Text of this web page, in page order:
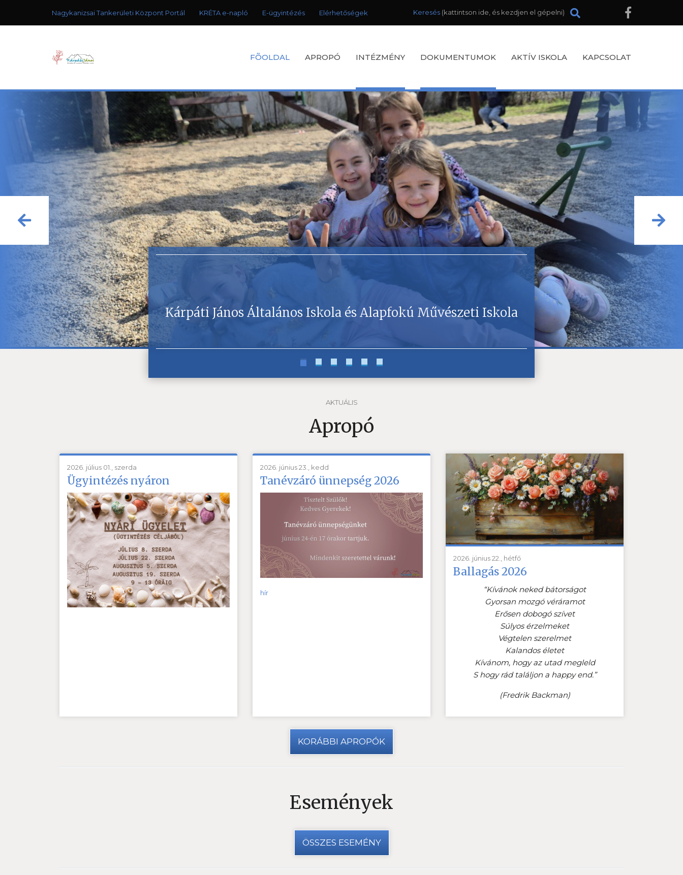
Nagykanizsai Tankerületi Központ Portál KRÉTA e-napló E-ügyintézés Elérhetőségek Keresés
FÕOLDAL APROPÓ INTÉZMÉNY DOKUMENTUMOK AKTÍV ISKOLA KAPCSOLAT
Kárpáti János Általános Iskola és Alapfokú Művészeti Iskola
AKTUÁLIS
Apropó
2026. július 01., szerda
Ügyintézés nyáron
2026. június 23., kedd
Tanévzáró ünnepség 2026
hír
2026. június 22., hétfő
Ballagás 2026
“Kívánok neked bátorságot
Gyorsan mozgó véráramot
Erősen dobogó szívet
Súlyos érzelmeket
Végtelen szerelmet
Kalandos életet
Kívánom, hogy az utad megleld
S hogy rád találjon a happy end.”
(Fredrik Backman)
KORÁBBI APROPÓK
Események
ÖSSZES ESEMÉNY